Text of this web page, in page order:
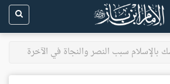
بالإسلام سبب النصر والنجاة في الآخرة